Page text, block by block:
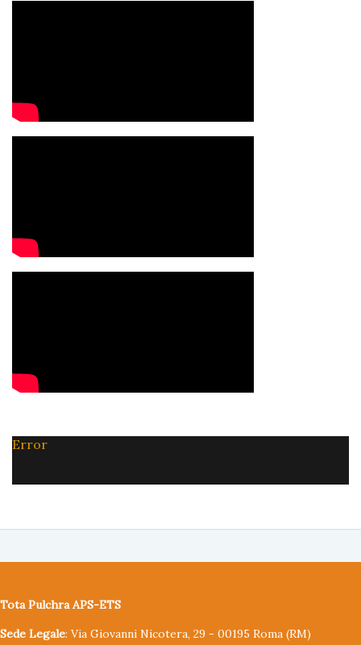
Error
Tota Pulchra APS-ETS
Sede Legale: Via Giovanni Nicotera, 29 - 00195 Roma (RM)